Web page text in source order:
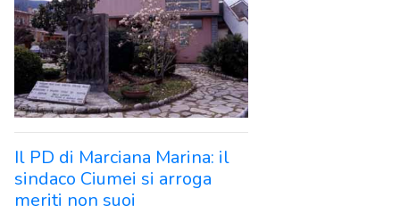
Il PD di Marciana Marina: il
sindaco Ciumei si arroga
meriti non suoi